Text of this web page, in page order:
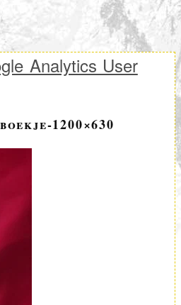
Analytics User
1200×630